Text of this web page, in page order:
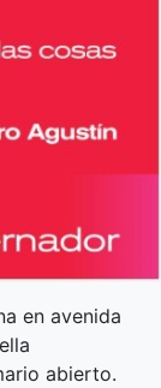
en avenida
abierto.